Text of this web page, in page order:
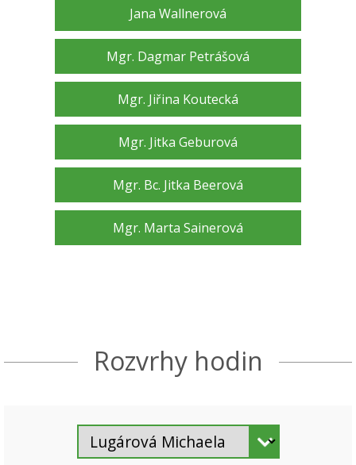
Jana Wallnerová
Mgr. Dagmar Petrášová
Mgr. Jiřina Koutecká
Mgr. Jitka Geburová
Mgr. Bc. Jitka Beerová
Mgr. Marta Sainerová
Rozvrhy hodin